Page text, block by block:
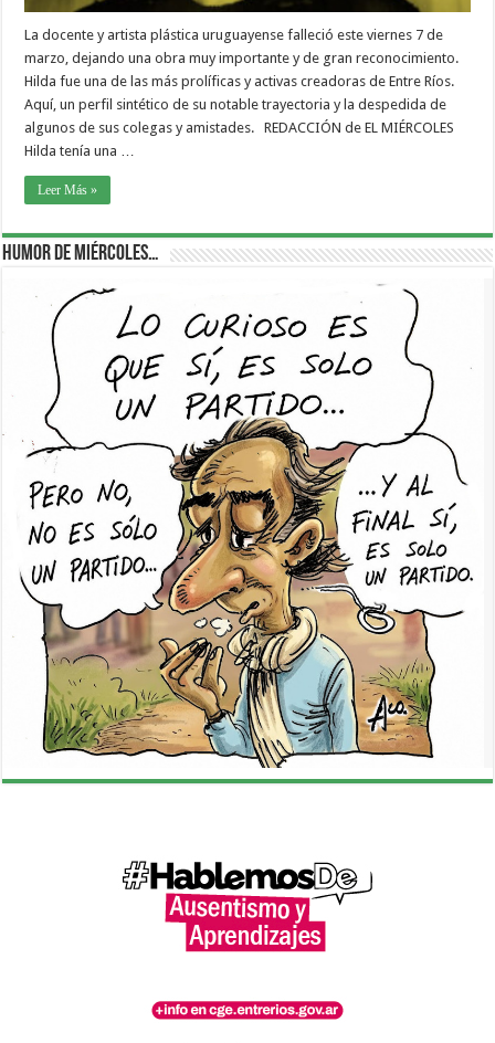
La docente y artista plástica uruguayense falleció este viernes 7 de
marzo, dejando una obra muy importante y de gran reconocimiento.
Hilda fue una de las más prolíficas y activas creadoras de Entre Ríos.
Aquí, un perfil sintético de su notable trayectoria y la despedida de
algunos de sus colegas y amistades. REDACCIÓN de EL MIÉRCOLES
Hilda tenía una …
Leer Más »
Humor de Miércoles…